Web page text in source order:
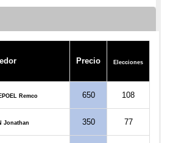
Precio Elecciones
Remco 650 108
Jonathan 350 77